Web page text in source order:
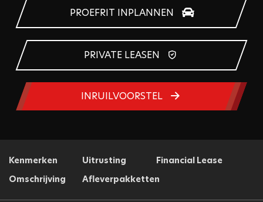
PROEFRIT INPLANNEN
PRIVATE LEASEN
INRUILVOORSTEL
Kenmerken Uitrusting
Financial Lease
Omschrijving
Afleverpakketten